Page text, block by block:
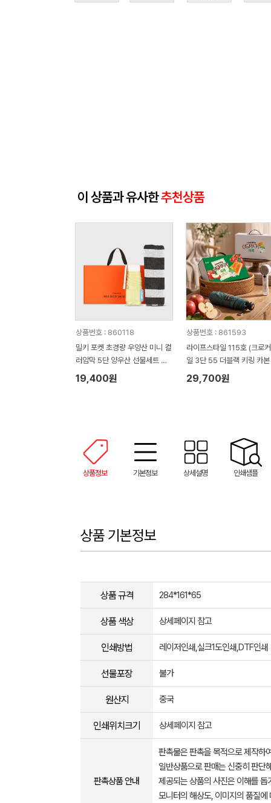
이 상품과 유사한추천상품
상품번호 : 860118
밀키 포켓 초경량 우양산 미니 컬
러암막 5단 양우산 선물세트 답
례품+무한타올세트 그레이 모달
180g 수건세트
19,400원
상품번호 : 861593
라이프스타일 115호 (크로
일 3단 55 더블랙 키링 카본
림 암막 양우산 VIP+쿨링선
29,700원
상품정보 기본정보 상세설명 인쇄샘플
상품 기본정보
상품 규격 284*161*65
상품 색상 상세페이지 참고
인쇄방법 레이저인쇄,실크1도인쇄,DTF인쇄
선물포장 불가
원산지 중국
인쇄위치크기 상세페이지 참고
판촉상품 안내
판촉물은 판촉을 목적으로 제작하
일반상품으로 판매는 신중히 판단
제공되는 상품의 사진은 이해를
모니터의 해상도, 이미지의 품질